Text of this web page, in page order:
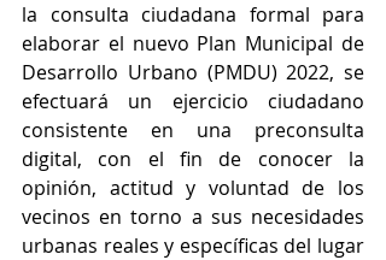
la consulta ciudadana formal para
elaborar el nuevo Plan Municipal de
Desarrollo Urbano (PMDU) 2022, se
efectuará un ejercicio ciudadano
consistente en una preconsulta
digital, con el fin de conocer la
opinión, actitud y voluntad de los
vecinos en torno a sus necesidades
urbanas reales y específicas del lugar